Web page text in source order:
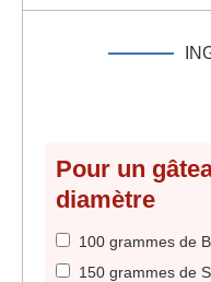
Pour un
diamètre
100 grammes de
150 grammes de